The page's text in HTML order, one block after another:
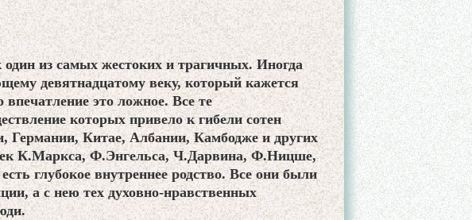
из самых жестоких и трагичных. Иногда
девятнадцатому веку, который кажется
это ложное. Все те
которых привело к гибели сотен
Германии, Китае, Албании, Камбодже и других
К.Маркса, Ф.Энгельса, Ч.Дарвина, Ф.Ницше,
глубокое внутреннее родство. Все они были
а с нею тех духовно-нравственных